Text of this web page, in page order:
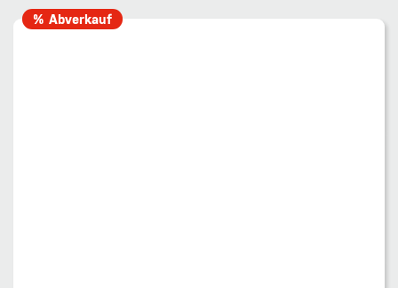
% Abverkauf